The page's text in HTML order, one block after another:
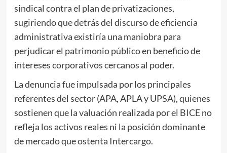
sindical contra el plan de privatizaciones,
sugiriendo que detrás del discurso de eficiencia
administrativa existiría una maniobra para
perjudicar el patrimonio público en beneficio de
intereses corporativos cercanos al poder.
La denuncia fue impulsada por los principales
referentes del sector (APA, APLA y UPSA), quienes
sostienen que la valuación realizada por el BICE no
refleja los activos reales ni la posición dominante
de mercado que ostenta Intercargo.